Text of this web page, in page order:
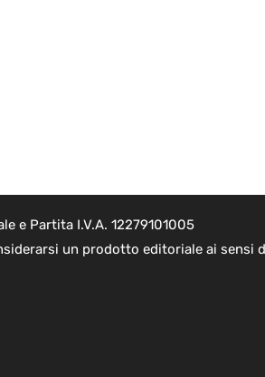
e Partita I.V.A. 12279101005
un prodotto editoriale ai sensi